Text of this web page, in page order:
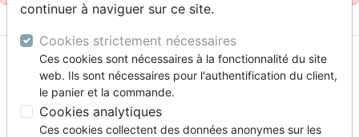
menu
continuer à naviguer sur ce site.
Cookies strictement nécessaires
Ces cookies sont nécessaires à la fonctionnalité du site
web. Ils sont nécessaires pour l'authentification du client,
le panier et la commande.
Cookies analytiques
Ces cookies collectent des données anonymes sur les